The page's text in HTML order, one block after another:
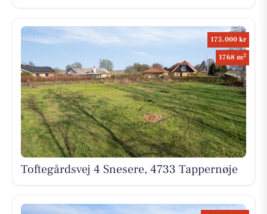
175.000 kr
1768 m2
Toftegårdsvej 4 Snesere, 4733 Tappernøje